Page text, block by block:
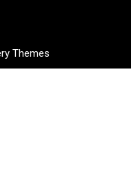
Themes